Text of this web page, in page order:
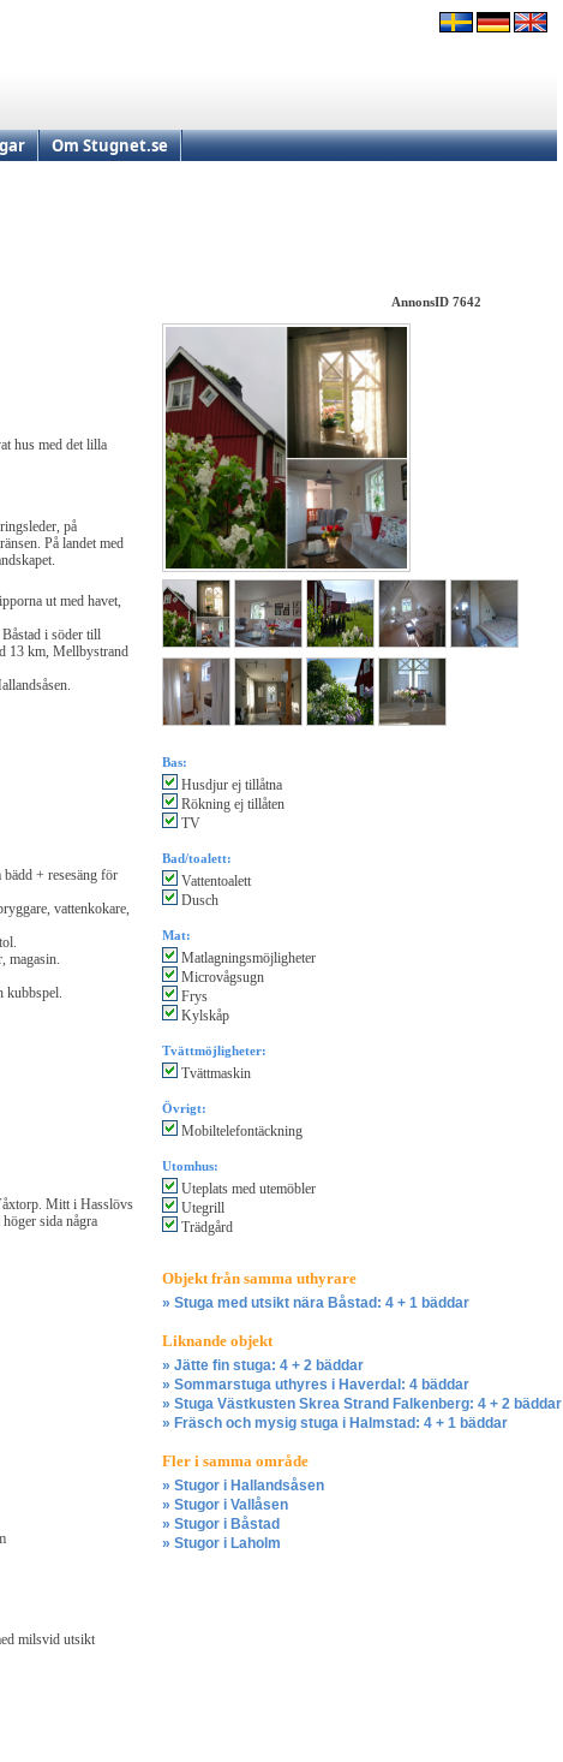
Om Stugnet.se
AnnonsID 7642
hus med det lilla
på
På landet med
ut med havet,
i söder till
13 km, Mellbystrand
+ resesäng för
vattenkokare,
magasin.
kubbspel.
Mitt i Hasslövs
sida några
milsvid utsikt
Bas:
Husdjur ej tillåtna
Rökning ej tillåten
TV
Bad/toalett:
Vattentoalett
Dusch
Mat:
Matlagningsmöjligheter
Microvågsugn
Frys
Kylskåp
Tvättmöjligheter:
Tvättmaskin
Övrigt:
Mobiltelefontäckning
Utomhus:
Uteplats med utemöbler
Utegrill
Trädgård
Objekt från samma uthyrare
» Stuga med utsikt nära Båstad: 4 + 1 bäddar
Liknande objekt
» Jätte fin stuga: 4 + 2 bäddar
» Sommarstuga uthyres i Haverdal: 4 bäddar
» Stuga Västkusten Skrea Strand Falkenberg: 4 + 2 bäddar
» Fräsch och mysig stuga i Halmstad: 4 + 1 bäddar
Fler i samma område
» Stugor i Hallandsåsen
» Stugor i Vallåsen
» Stugor i Båstad
» Stugor i Laholm